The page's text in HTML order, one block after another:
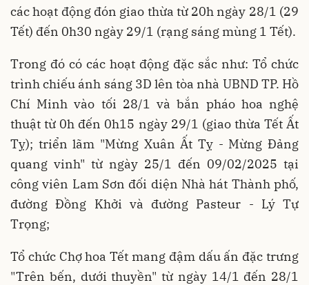
các hoạt động đón giao thừa từ 20h ngày 28/1 (29
Tết) đến 0h30 ngày 29/1 (rạng sáng mùng 1 Tết).
Trong đó có các hoạt động đặc sắc như: Tổ chức
trình chiếu ánh sáng 3D lên tòa nhà UBND TP. Hồ
Chí Minh vào tối 28/1 và bắn pháo hoa nghệ
thuật từ 0h đến 0h15 ngày 29/1 (giao thừa Tết Ất
Tỵ); triển lãm "Mừng Xuân Ất Tỵ - Mừng Đảng
quang vinh" từ ngày 25/1 đến 09/02/2025 tại
công viên Lam Sơn đối diện Nhà hát Thành phố,
đường Đồng Khởi và đường Pasteur - Lý Tự
Trọng;
Tổ chức Chợ hoa Tết mang đậm dấu ấn đặc trưng
"Trên bến, dưới thuyền" từ ngày 14/1 đến 28/1